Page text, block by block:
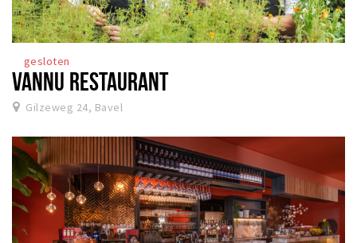
gesloten
VANNU RESTAURANT
Gilzeweg 24, Bavel